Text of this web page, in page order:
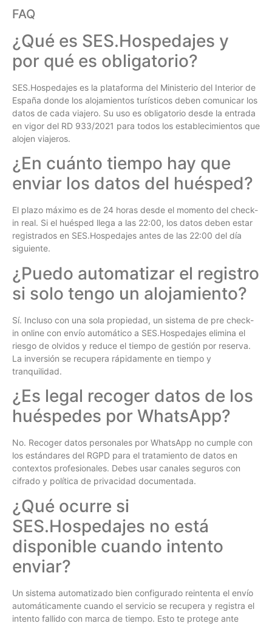
FAQ
¿Qué es SES.Hospedajes y
por qué es obligatorio?
SES.Hospedajes es la plataforma del Ministerio del Interior de
España donde los alojamientos turísticos deben comunicar los
datos de cada viajero. Su uso es obligatorio desde la entrada
en vigor del RD 933/2021 para todos los establecimientos que
alojen viajeros.
¿En cuánto tiempo hay que
enviar los datos del huésped?
El plazo máximo es de 24 horas desde el momento del check-
in real. Si el huésped llega a las 22:00, los datos deben estar
registrados en SES.Hospedajes antes de las 22:00 del día
siguiente.
¿Puedo automatizar el registro
si solo tengo un alojamiento?
Sí. Incluso con una sola propiedad, un sistema de pre check-
in online con envío automático a SES.Hospedajes elimina el
riesgo de olvidos y reduce el tiempo de gestión por reserva.
La inversión se recupera rápidamente en tiempo y
tranquilidad.
¿Es legal recoger datos de los
huéspedes por WhatsApp?
No. Recoger datos personales por WhatsApp no cumple con
los estándares del RGPD para el tratamiento de datos en
contextos profesionales. Debes usar canales seguros con
cifrado y política de privacidad documentada.
¿Qué ocurre si
SES.Hospedajes no está
disponible cuando intento
enviar?
Un sistema automatizado bien configurado reintenta el envío
automáticamente cuando el servicio se recupera y registra el
intento fallido con marca de tiempo. Esto te protege ante